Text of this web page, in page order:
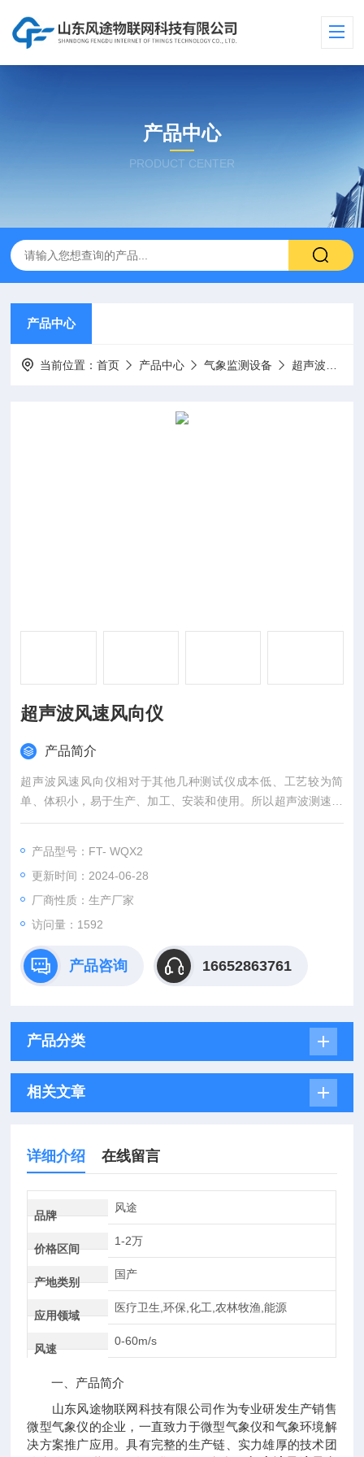
产品中心
PRODUCT CENTER
产品中心
当前位置：首页 产品中心 气象监测设备 超声波气象站
超声波风速风向仪
产品简介
超声波风速风向仪相对于其他几种测试仪成本低、工艺较为简
单、体积小，易于生产、加工、安装和使用。所以超声波测速仪
在逐步普及。
产品型号：FT- WQX2
更新时间：2024-06-28
厂商性质：生产厂家
访问量：1592
产品咨询 16652863761
产品分类
相关文章
详细介绍 在线留言
品牌
风途
价格区间
1-2万
产地类别
国产
应用领域
医疗卫生,环保,化工,农林牧渔,能源
风速
0-60m/s
一、产品简介
山东风途物联网科技有限公司作为专业研发生产销售
微型气象仪的企业，一直致力于微型气象仪和气象环境解
决方案推广应用。具有完整的生产链、实力雄厚的技术团